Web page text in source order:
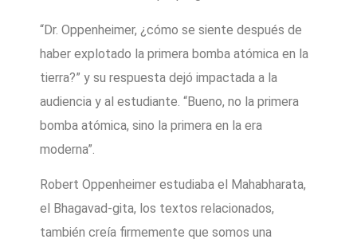
“Dr. Oppenheimer, ¿cómo se siente después de
haber explotado la primera bomba atómica en la
tierra?” y su respuesta dejó impactada a la
audiencia y al estudiante. “Bueno, no la primera
bomba atómica, sino la primera en la era
moderna”.
Robert Oppenheimer estudiaba el Mahabharata,
el Bhagavad-gita, los textos relacionados,
también creía firmemente que somos una